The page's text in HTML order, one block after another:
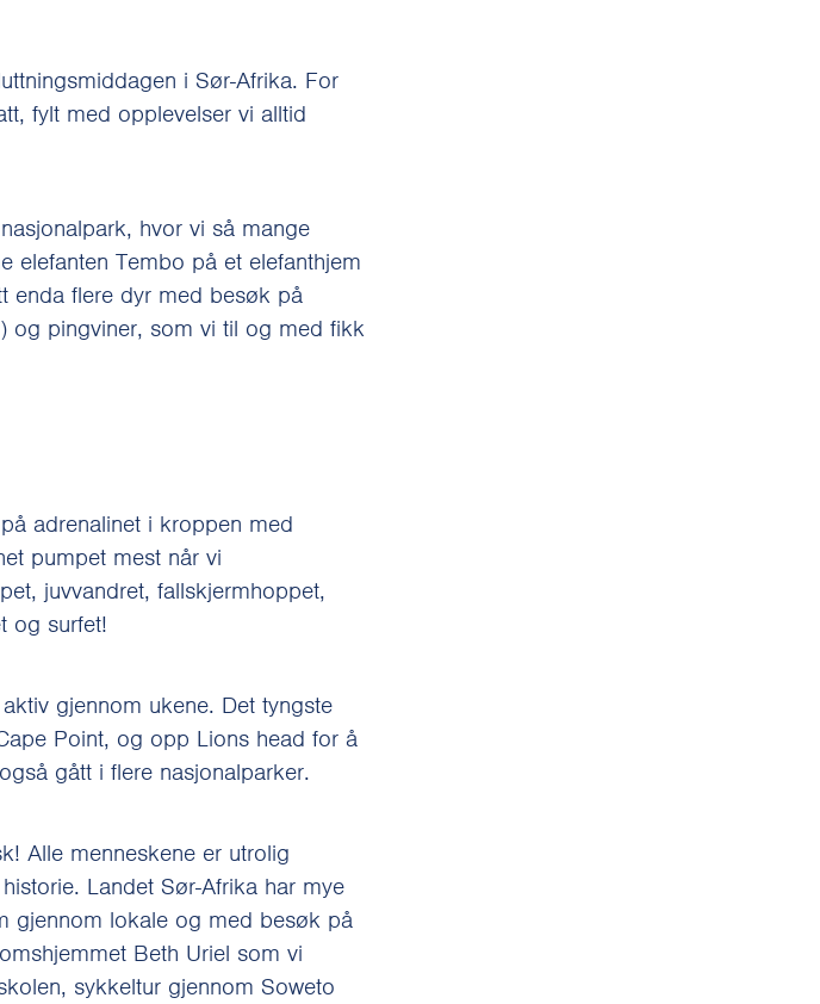
i Sør-Afrika. For
fylt med opplevelser vi alltid
hvor vi så mange
elefanten Tembo på et elefanthjem
enda flere dyr med besøk på
og pingviner, som vi til og med fikk
adrenalinet i kroppen med
pumpet mest når vi
juvvandret, fallskjermhoppet,
og surfet!
gjennom ukene. Det tyngste
Point, og opp Lions head for å
gått i flere nasjonalparker.
Alle menneskene er utrolig
Landet Sør-Afrika har mye
gjennom lokale og med besøk på
Beth Uriel som vi
sykkeltur gjennom Soweto